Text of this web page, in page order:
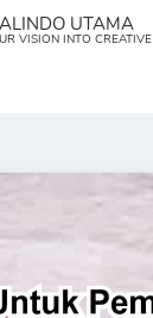
UTAMA
VISION INTO CREATIVE